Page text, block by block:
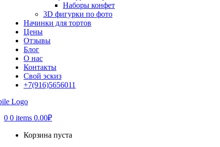
Наборы конфет
3D фигурки по фото
Начинки для тортов
Цены
Отзывы
Блог
О нас
Контакты
Свой эскиз
+7(916)5656011
0 0 items 0.00₽
Корзина пуста